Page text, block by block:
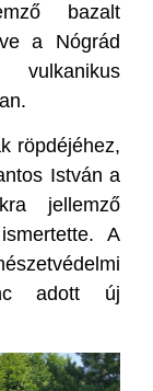
bazalt
a Nógrád
röpdéjéhez,
István a
jellemző
A
adott új